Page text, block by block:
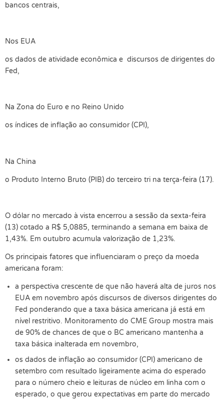
bancos centrais,
Nos EUA
os dados de atividade econômica e discursos de dirigentes do
Fed,
Na Zona do Euro e no Reino Unido
os índices de inflação ao consumidor (CPI),
Na China
o Produto Interno Bruto (PIB) do terceiro tri na terça-feira (17).
O dólar no mercado à vista encerrou a sessão da sexta-feira
(13) cotado a R$ 5,0885, terminando a semana em baixa de
1,43%. Em outubro acumula valorização de 1,23%.
Os principais fatores que influenciaram o preço da moeda
americana foram:
a perspectiva crescente de que não haverá alta de juros nos
EUA em novembro após discursos de diversos dirigentes do
Fed ponderando que a taxa básica americana já está em
nível restritivo. Monitoramento do CME Group mostra mais
de 90% de chances de que o BC americano mantenha a
taxa básica inalterada em novembro,
os dados de inflação ao consumidor (CPI) americano de
setembro com resultado ligeiramente acima do esperado
para o número cheio e leituras de núcleo em linha com o
esperado, o que gerou expectativas em parte do mercado